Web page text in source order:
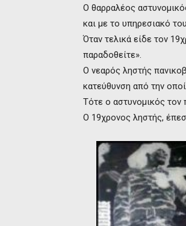
Ο θαρραλέος
και με το υπηρεσιακό
Όταν τελικά είδε τον
παραδοθείτε».
Ο νεαρός ληστής
κατεύθυνση από την
Τότε ο αστυνομικός τον
Ο 19χρονος ληστής,